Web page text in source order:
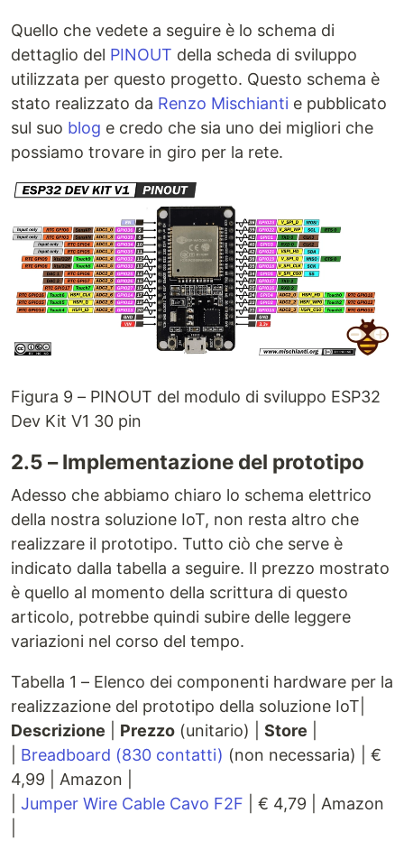
Quello che vedete a seguire è lo schema di
dettaglio del PINOUT della scheda di sviluppo
utilizzata per questo progetto. Questo schema è
stato realizzato da Renzo Mischianti e pubblicato
sul suo blog e credo che sia uno dei migliori che
possiamo trovare in giro per la rete.
Figura 9 – PINOUT del modulo di sviluppo ESP32
Dev Kit V1 30 pin
2.5 – Implementazione del prototipo
Adesso che abbiamo chiaro lo schema elettrico
della nostra soluzione IoT, non resta altro che
realizzare il prototipo. Tutto ciò che serve è
indicato dalla tabella a seguire. Il prezzo mostrato
è quello al momento della scrittura di questo
articolo, potrebbe quindi subire delle leggere
variazioni nel corso del tempo.
Tabella 1 – Elenco dei componenti hardware per la
realizzazione del prototipo della soluzione IoT|
Descrizione
Prezzo (unitario) | Store
Breadboard (830 contatti) (non necessaria) | €
4,99 | Amazon |
Jumper Wire Cable Cavo F2F | € 4,79 | Amazon